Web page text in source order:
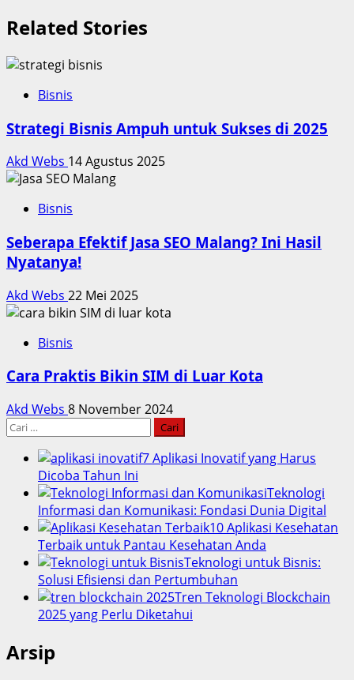
Related Stories
Bisnis
Strategi Bisnis Ampuh untuk Sukses di 2025
Akd Webs 14 Agustus 2025
Bisnis
Seberapa Efektif Jasa SEO Malang? Ini Hasil
Nyatanya!
Akd Webs 22 Mei 2025
Bisnis
Cara Praktis Bikin SIM di Luar Kota
Akd Webs 8 November 2024
Cari
7 Aplikasi Inovatif yang Harus
Dicoba Tahun Ini
Teknologi
Informasi dan Komunikasi: Fondasi Dunia Digital
10 Aplikasi Kesehatan
Terbaik untuk Pantau Kesehatan Anda
Teknologi untuk Bisnis:
Solusi Efisiensi dan Pertumbuhan
Tren Teknologi Blockchain
2025 yang Perlu Diketahui
Arsip